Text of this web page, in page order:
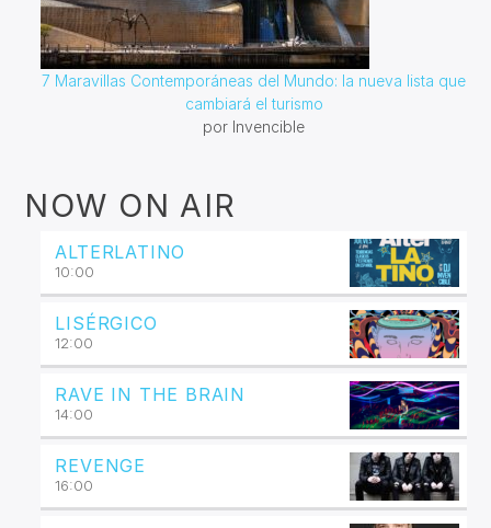
7 Maravillas Contemporáneas del Mundo: la nueva lista que
cambiará el turismo
por Invencible
NOW ON AIR
ALTERLATINO
10:00
LISÉRGICO
12:00
RAVE IN THE BRAIN
14:00
REVENGE
16:00